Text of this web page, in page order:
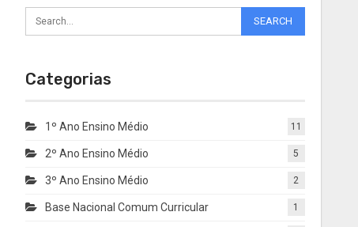
Categorias
1º Ano Ensino Médio 11
2º Ano Ensino Médio 5
3º Ano Ensino Médio 2
Base Nacional Comum Curricular 1